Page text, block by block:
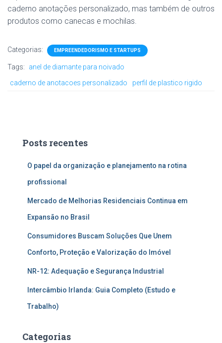
caderno anotações personalizado, mas também de outros
produtos como canecas e mochilas.
Categorias: EMPREENDEDORISMO E STARTUPS
Tags:
anel de diamante para noivado
caderno de anotacoes personalizado
perfil de plastico rigido
Posts recentes
O papel da organização e planejamento na rotina
profissional
Mercado de Melhorias Residenciais Continua em
Expansão no Brasil
Consumidores Buscam Soluções Que Unem
Conforto, Proteção e Valorização do Imóvel
NR-12: Adequação e Segurança Industrial
Intercâmbio Irlanda: Guia Completo (Estudo e
Trabalho)
Categorias